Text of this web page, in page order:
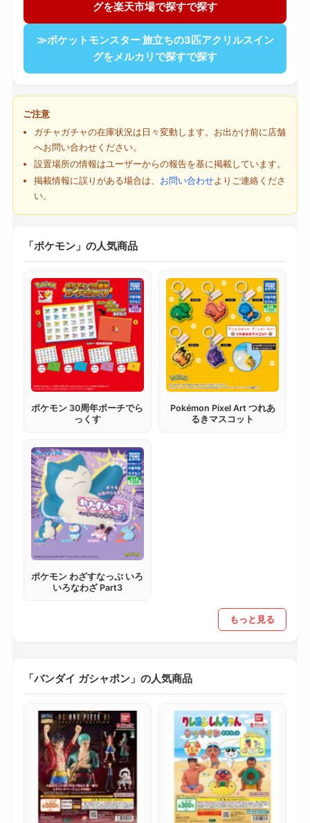
グを楽天市場で探すで探す
≫ポケットモンスター 旅立ちの3匹アクリルスイン
グをメルカリで探すで探す
ご注意
ガチャガチャの在庫状況は日々変動します。お出かけ前に店舗
へお問い合わせください。
設置場所の情報はユーザーからの報告を基に掲載しています。
掲載情報に誤りがある場合は、 お問い合わせよりご連絡くださ
い。
「ポケモン」の人気商品
ポケモン 30周年ポーチでら
っくす
Pokémon Pixel Art つれあ
るきマスコット
ポケモン わざすなっぷ いろ
いろなわざ Part3
もっと見る
「バンダイ ガシャポン」の人気商品